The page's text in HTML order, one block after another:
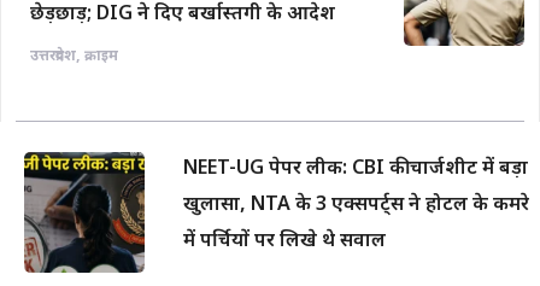
छेड़छाड़; DIG ने दिए बर्खास्तगी के आदेश
उत्तरप्रदेश, क्राइम
NEET-UG पेपर लीक: CBI की चार्जशीट में बड़ा
खुलासा, NTA के 3 एक्सपर्ट्स ने होटल के कमरे
में पर्चियों पर लिखे थे सवाल